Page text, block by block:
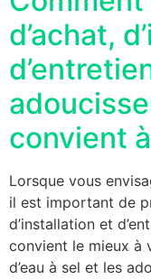
d’achat,
convient
Lorsque vous
il est important de
d’installation et
convient le mieux à
d’eau à sel et les